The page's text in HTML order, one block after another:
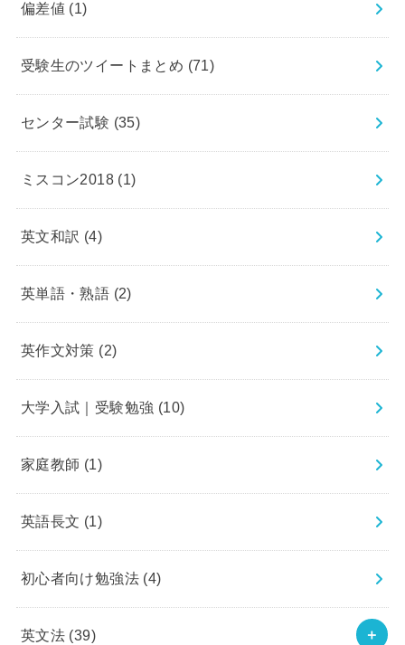
偏差値 (1)
受験生のツイートまとめ (71)
センター試験 (35)
ミスコン2018 (1)
英文和訳 (4)
英単語・熟語 (2)
英作文対策 (2)
大学入試｜受験勉強 (10)
家庭教師 (1)
英語長文 (1)
初心者向け勉強法 (4)
英文法 (39)